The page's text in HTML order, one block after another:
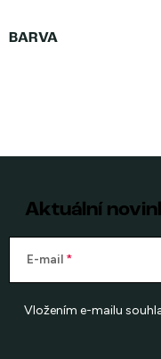
Aktuální
E-mail
Vložením e-mailu